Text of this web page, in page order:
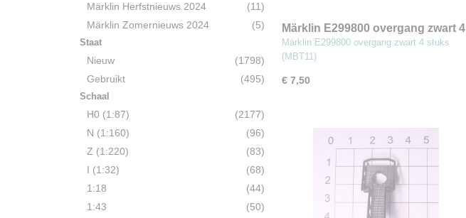
Märklin Herfstnieuws 2024
(11)
Märklin Zomernieuws 2024
(5)
Staat
Nieuw
(1798)
Gebruikt
(495)
Schaal
H0 (1:87)
(2177)
N (1:160)
(96)
Z (1:220)
(83)
I (1:32)
(68)
1:18
(44)
1:43
(50)
Märklin E299800 overgang zwart 4
stuks (MBT11)
Märklin E299800 overgang zwart 4 stuks
(MBT11)
€ 7,50